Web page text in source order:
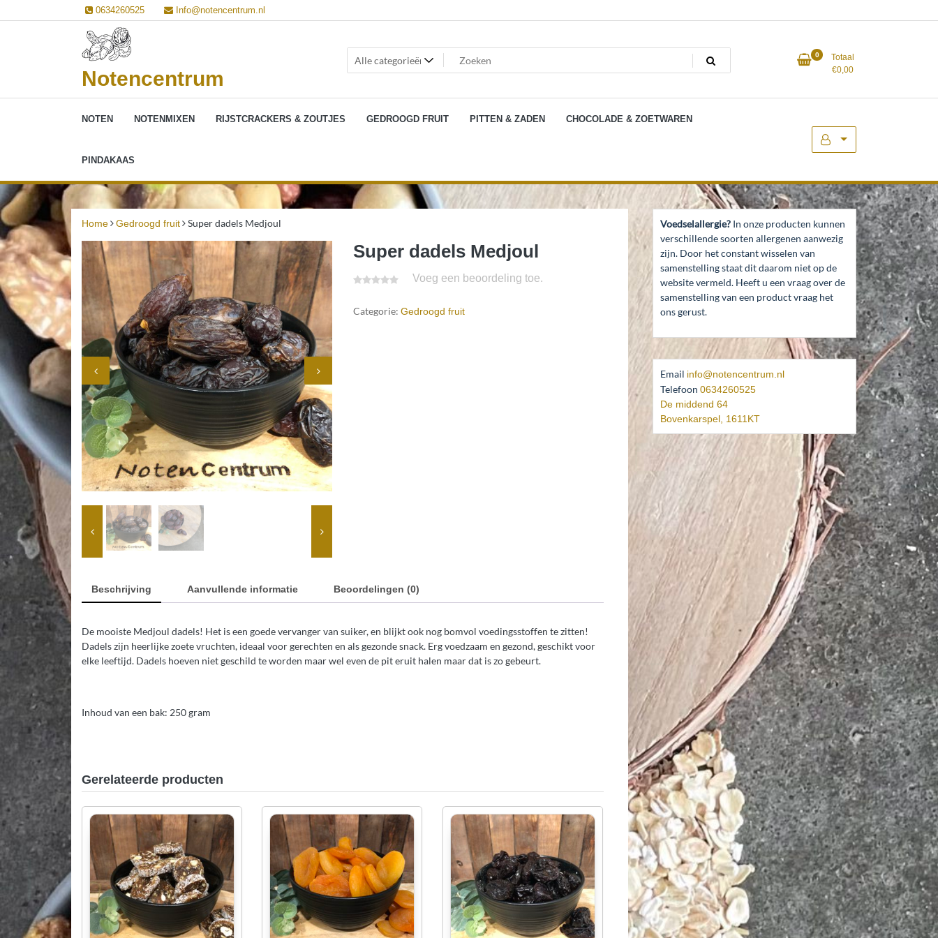
naar
0634260525 Info@notencentrum.nl
Notencentrum
0
Totaal
€0,00
NOTEN NOTENMIXEN RIJSTCRACKERS & ZOUTJES GEDROOGD FRUIT PITTEN & ZADEN CHOCOLADE & ZOETWAREN
PINDAKAAS
Home Gedroogd fruit Super dadels Medjoul
Super dadels Medjoul
Voeg een beoordeling toe.
Categorie: Gedroogd fruit
Beschrijving Aanvullende informatie Beoordelingen (0)
De mooiste Medjoul dadels! Het is een goede vervanger van suiker, en blijkt ook nog bomvol voedingsstoffen te zitten!
Dadels zijn heerlijke zoete vruchten, ideaal voor gerechten en als gezonde snack. Erg voedzaam en gezond, geschikt voor
elke leeftijd. Dadels hoeven niet geschild te worden maar wel even de pit eruit halen maar dat is zo gebeurt.
Inhoud van een bak: 250 gram
Gerelateerde producten
Voedselallergie? In onze producten kunnen
verschillende soorten allergenen aanwezig
zijn. Door het constant wisselen van
samenstelling staat dit daarom niet op de
website vermeld. Heeft u een vraag over de
samenstelling van een product vraag het
ons gerust.
Email info@notencentrum.nl
Telefoon 0634260525
De middend 64
Bovenkarspel 1611KT